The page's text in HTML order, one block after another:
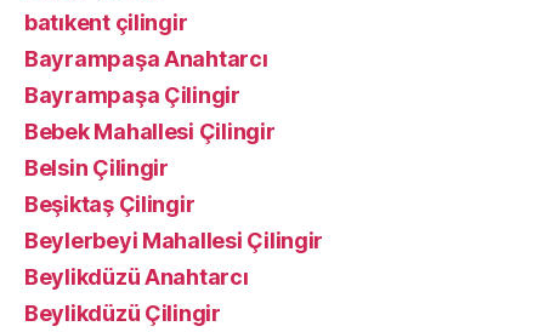
batıkent çilingir
Bayrampaşa Anahtarcı
Bayrampaşa Çilingir
Bebek Mahallesi Çilingir
Belsin Çilingir
Beşiktaş Çilingir
Beylerbeyi Mahallesi Çilingir
Beylikdüzü Anahtarcı
Beylikdüzü Çilingir